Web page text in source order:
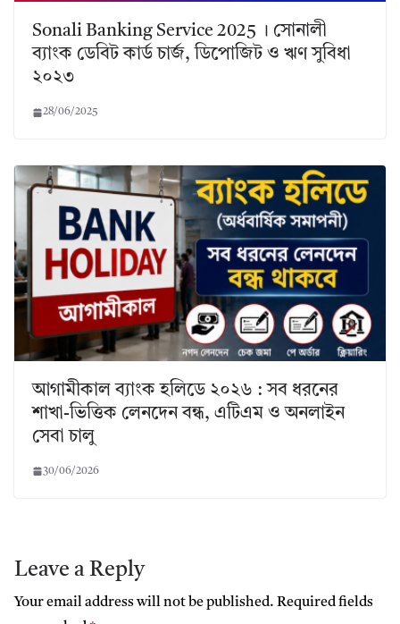
Sonali Banking Service 2025 । সোনালী
ব্যাংক ডেবিট কার্ড চার্জ, ডিপোজিট ও ঋণ সুবিধা
২০২৩
28/06/2025
আগামীকাল ব্যাংক হলিডে ২০২৬ : সব ধরনের
শাখা-ভিত্তিক লেনদেন বন্ধ, এটিএম ও অনলাইন
সেবা চালু
30/06/2026
Leave a Reply
Your email address will not be published. Required fields